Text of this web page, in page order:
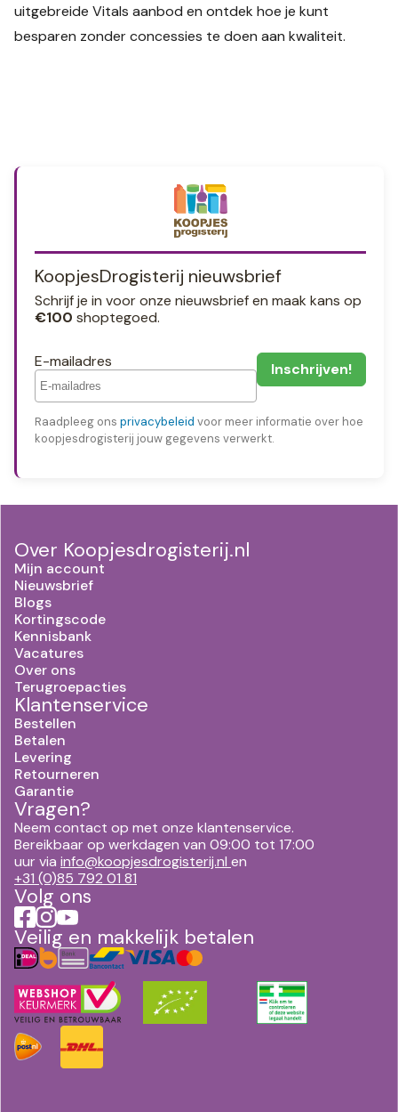
uitgebreide Vitals aanbod en ontdek hoe je kunt
besparen zonder concessies te doen aan kwaliteit.
KoopjesDrogisterij nieuwsbrief
Schrijf je in voor onze nieuwsbrief en maak kans op
€100 shoptegoed.
E-mailadres
Raadpleeg ons privacybeleid voor meer informatie over hoe
koopjesdrogisterij jouw gegevens verwerkt.
Over Koopjesdrogisterij.nl
Mijn account
Nieuwsbrief
Blogs
Kortingscode
Kennisbank
Vacatures
Over ons
Terugroepacties
Klantenservice
Bestellen
Betalen
Levering
Retourneren
Garantie
Vragen?
Neem contact op met onze klantenservice.
Bereikbaar op werkdagen van 09:00 tot 17:00
uur via info@koopjesdrogisterij.nl en
+31 (0)85 792 01 81
Volg ons
Veilig en makkelijk betalen